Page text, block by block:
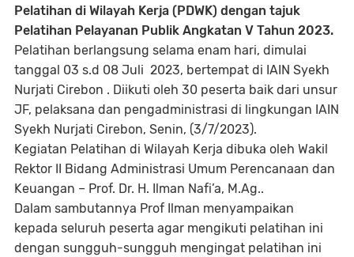
Pelatihan di Wilayah Kerja (PDWK) dengan tajuk
Pelatihan Pelayanan Publik Angkatan V Tahun 2023.
Pelatihan berlangsung selama enam hari, dimulai
tanggal 03 s.d 08 Juli 2023, bertempat di IAIN Syekh
Nurjati Cirebon . Diikuti oleh 30 peserta baik dari unsur
JF, pelaksana dan pengadministrasi di lingkungan IAIN
Syekh Nurjati Cirebon, Senin, (3/7/2023).
Kegiatan Pelatihan di Wilayah Kerja dibuka oleh Wakil
Rektor II Bidang Administrasi Umum Perencanaan dan
Keuangan – Prof. Dr. H. Ilman Nafi’a, M.Ag..
Dalam sambutannya Prof Ilman menyampaikan
kepada seluruh peserta agar mengikuti pelatihan ini
dengan sungguh-sungguh mengingat pelatihan ini